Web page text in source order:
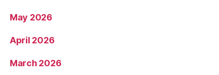
May 2026
April 2026
March 2026